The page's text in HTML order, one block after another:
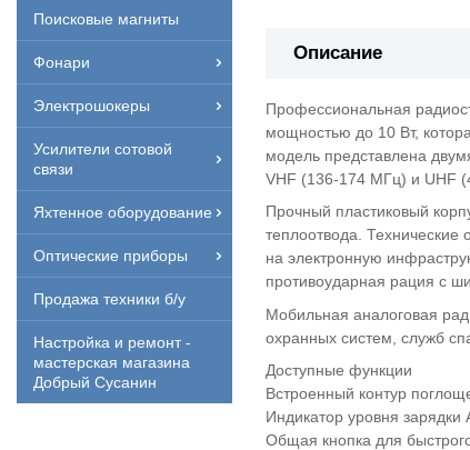
Поисковые магниты
Фонари
Электрошокеры
Усилители сотовой
связи
Яхтенное оборудование
Оптические приборы
Продажа техники б/у
Настройка и ремонт -
мастерская магазина
Добрый Сусанин
Описание
Профессиональная
мощностью до 10 Вт,
модель представлена
VHF (136-174 МГц) и UHF
Прочный пластиковый
теплоотвода. Технические
на электронную
противоударная рация с
Мобильная аналоговая
охранных систем, служб
Доступные функции
Встроенный контур
Индикатор уровня зарядки
Общая кнопка для